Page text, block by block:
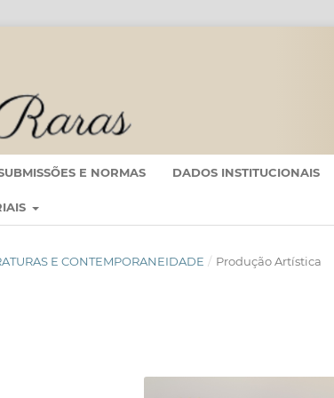
E NORMAS DADOS INSTITUCIONAIS
E CONTEMPORANEIDADE / Produção Artística